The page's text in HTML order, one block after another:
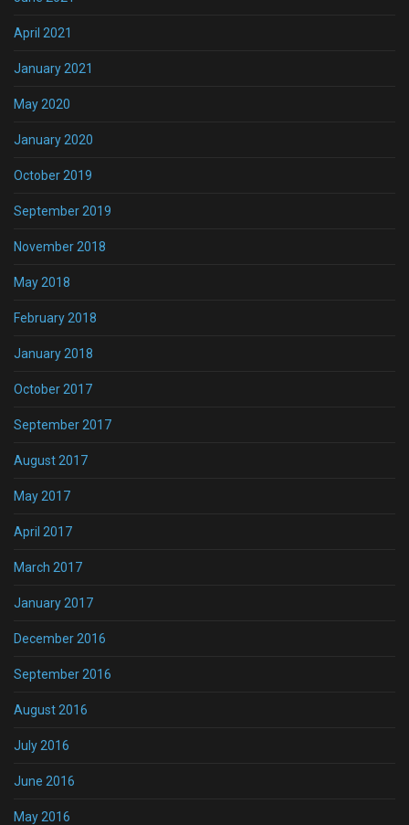
April 2021
January 2021
May 2020
January 2020
October 2019
September 2019
November 2018
May 2018
February 2018
January 2018
October 2017
September 2017
August 2017
May 2017
April 2017
March 2017
January 2017
December 2016
September 2016
August 2016
July 2016
June 2016
May 2016